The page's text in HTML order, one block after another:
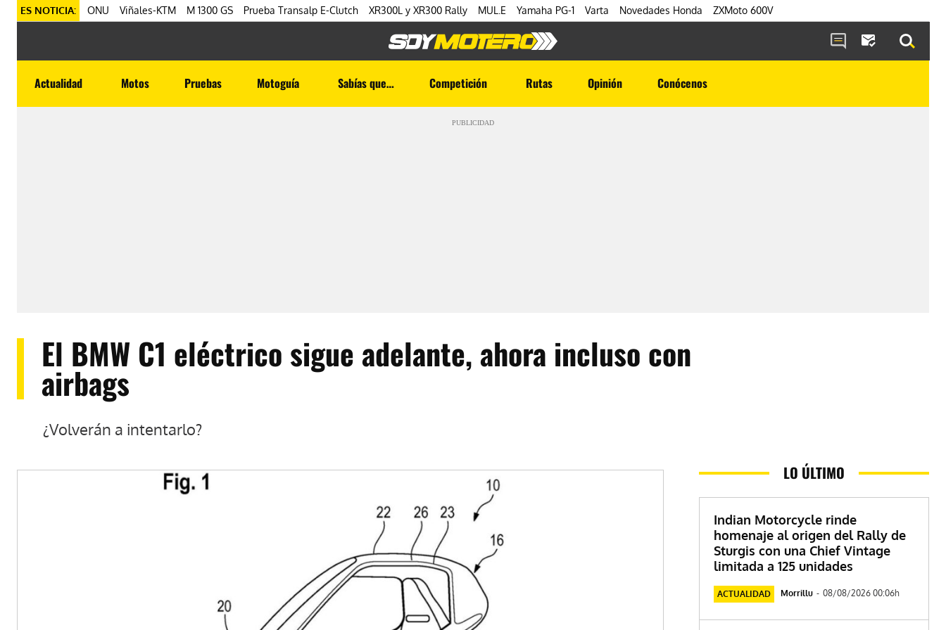
ES NOTICIA: ONU Viñales-KTM M 1300 GS Prueba Transalp E-Clutch XR300L y XR300 Rally MUL.E Yamaha PG-1 Varta Novedades Honda ZXMoto 600V
Actualidad Motos Pruebas Motoguía Sabías que… Competición Rutas Opinión Conócenos
PUBLICIDAD
El BMW C1 eléctrico sigue adelante, ahora incluso con
airbags
¿Volverán a intentarlo?
LO ÚLTIMO
Indian Motorcycle rinde
homenaje al origen del Rally de
Sturgis con una Chief Vintage
limitada a 125 unidades
ACTUALIDAD Morrillu - 08/08/2026 00:06h